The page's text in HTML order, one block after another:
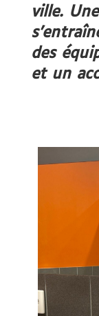
ville.
des
et un